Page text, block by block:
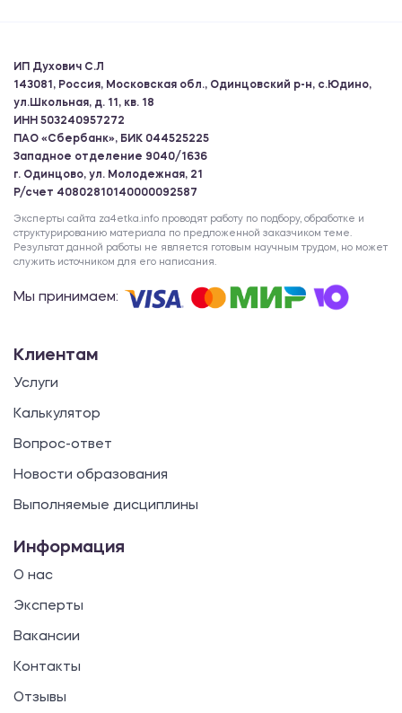
ИП Духович С.Л
143081, Россия, Московская обл., Одинцовский р-н, с.Юдино,
ул.Школьная, д. 11, кв. 18
ИНН 503240957272
ПАО «Сбербанк», БИК 044525225
Западное отделение 9040/1636
г. Одинцово, ул. Молодежная, 21
Р/счет 40802810140000092587
Эксперты сайта za4etka.info проводят работу по подбору, обработке и
структурированию материала по предложенной заказчиком теме.
Результат данной работы не является готовым научным трудом, но может
служить источником для его написания.
Мы принимаем:
Клиентам
Услуги
Калькулятор
Вопрос-ответ
Новости образования
Выполняемые дисциплины
Информация
О нас
Эксперты
Вакансии
Контакты
Отзывы